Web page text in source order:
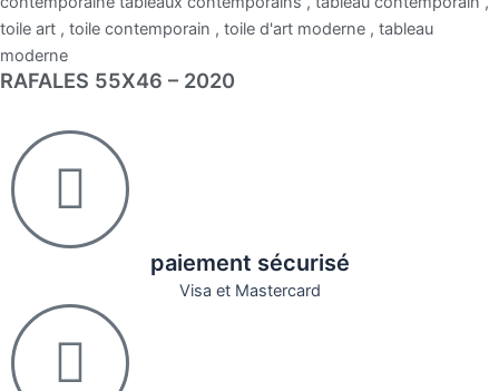
RAFALES 55X46 – 2020
paiement sécurisé
Visa et Mastercard